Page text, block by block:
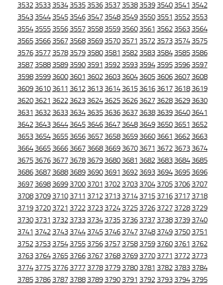
3532 3533 3534 3535 3536 3537 3538 3539 3540 3541 3542
3543 3544 3545 3546 3547 3548 3549 3550 3551 3552 3553
3554 3555 3556 3557 3558 3559 3560 3561 3562 3563 3564
3565 3566 3567 3568 3569 3570 3571 3572 3573 3574 3575
3576 3577 3578 3579 3580 3581 3582 3583 3584 3585 3586
3587 3588 3589 3590 3591 3592 3593 3594 3595 3596 3597
3598 3599 3600 3601 3602 3603 3604 3605 3606 3607 3608
3609 3610 3611 3612 3613 3614 3615 3616 3617 3618 3619
3620 3621 3622 3623 3624 3625 3626 3627 3628 3629 3630
3631 3632 3633 3634 3635 3636 3637 3638 3639 3640 3641
3642 3643 3644 3645 3646 3647 3648 3649 3650 3651 3652
3653 3654 3655 3656 3657 3658 3659 3660 3661 3662 3663
3664 3665 3666 3667 3668 3669 3670 3671 3672 3673 3674
3675 3676 3677 3678 3679 3680 3681 3682 3683 3684 3685
3686 3687 3688 3689 3690 3691 3692 3693 3694 3695 3696
3697 3698 3699 3700 3701 3702 3703 3704 3705 3706 3707
3708 3709 3710 3711 3712 3713 3714 3715 3716 3717 3718
3719 3720 3721 3722 3723 3724 3725 3726 3727 3728 3729
3730 3731 3732 3733 3734 3735 3736 3737 3738 3739 3740
3741 3742 3743 3744 3745 3746 3747 3748 3749 3750 3751
3752 3753 3754 3755 3756 3757 3758 3759 3760 3761 3762
3763 3764 3765 3766 3767 3768 3769 3770 3771 3772 3773
3774 3775 3776 3777 3778 3779 3780 3781 3782 3783 3784
3785 3786 3787 3788 3789 3790 3791 3792 3793 3794 3795